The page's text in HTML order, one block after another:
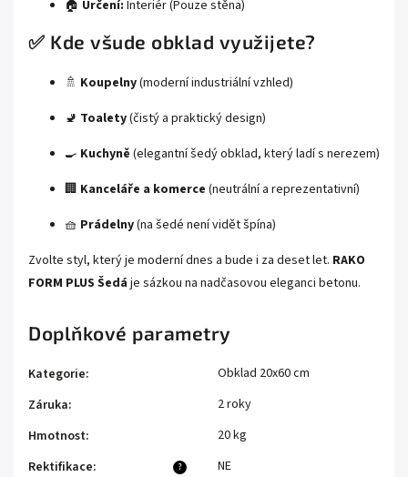
🏠 Určení: Interiér (Pouze stěna)
✅ Kde všude obklad využijete?
🚿 Koupelny(moderní industriální vzhled)
🚽 Toalety(čistý a praktický design)
🍳 Kuchyně (elegantní šedý obklad, který ladí s nerezem)
🏢 Kanceláře a komerce (neutrální a reprezentativní)
🧺 Prádelny(na šedé není vidět špína)
Zvolte styl, který je moderní dnes a bude i za deset let. RAKO
FORM PLUS Šedá je sázkou na nadčasovou eleganci betonu.
Doplňkové parametry
Kategorie:
Obklad 20x60 cm
Záruka:
2 roky
Hmotnost: 20 kg
?
Rektifikace: NE